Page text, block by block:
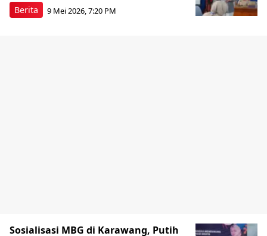
Berita 9 Mei 2026, 7:20 PM
Sosialisasi MBG di Karawang, Putih